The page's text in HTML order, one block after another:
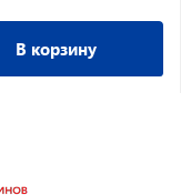
В корзину